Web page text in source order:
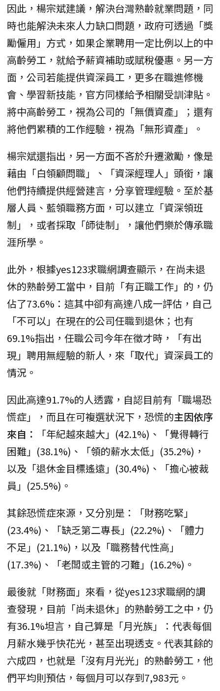
因此，楊宗斌建議，解決台灣熟齡就業問題，同
時也能解決未來人力缺口問題，政府可透過「獎
勵僱用」方式，如果企業聘用一定比例以上的中
高齡勞工，就給予薪資補助或賦稅優惠。另一方
面，公司若能提供資深員工，更多在職進修機
會、學習新技能，官方同樣給予相關受訓津貼。
將中高齡勞工，視為公司的「無價資產」；還有
將他們累積的工作經驗，視為「無形資產」。
楊宗斌還指出，另一方面不吝於升遷激勵，像是
藉由「白領顧問職」、「資深經理人」頭銜，讓
他們持續提供經營建言，分享管理經驗。至於基
層人員、藍領職務方面，可以建立「資深領班
制」，或者採取「師徒制」，讓他們樂於傳承職
涯所學。
此外，根據yes123求職網調查顯示，在尚未退
休的熟齡勞工當中，目前「有正職工作」的，仍
佔了73.6%：這其中卻有高達八成一評估，自己
「不可以」在現在的公司任職到退休；也有
69.1%指出，任職公司今年在徵才時，「有出
現」聘用無經驗的新人，來「取代」資深員工的
情況。
因此高達91.7%的人透露，自認目前有「職場恐
慌症」，而且在可複選狀況下，恐慌的主因依序
來自：
「年紀越來越大」(42.1%)、「覺得轉行
困難」(38.1%)、「領的薪水太低」(35.2%)，
以及「退休金目標遙遠」(30.4%)、「擔心被裁
員」(25.5%)。
其餘恐慌症來源，又分別是：「財務吃緊」
(23.4%)、「缺乏第二專長」(22.2%)、「體力
不足」(21.1%)，以及「職務替代性高」
(17.3%)、「老闆或主管的刁難」(16.2%)。
最後就「財務面」來看，從yes123求職網的調
查發現，目前「尚未退休」的熟齡勞工之中，仍
有36.1%坦言，自己算是「月光族」：代表每個
月薪水幾乎快花光，甚至出現透支。代表其餘的
六成四，也就是「沒有月光光」的熟齡勞工，他
們平均則預估，每個月可以存到7,983元。